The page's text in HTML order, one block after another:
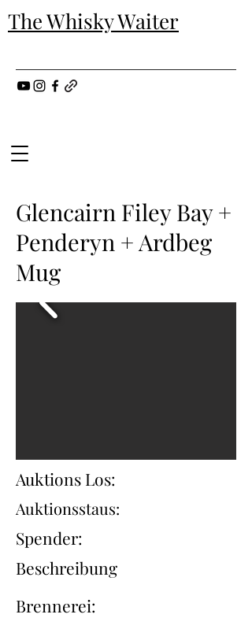
The Whisky Waiter
Glencairn Filey Bay +
Penderyn + Ardbeg
Mug
Auktions Los:
Auktionsstaus:
Spender:
Beschreibung
Brennerei: